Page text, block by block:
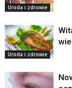
Uroda i zdrowie
Uroda i zdrowie